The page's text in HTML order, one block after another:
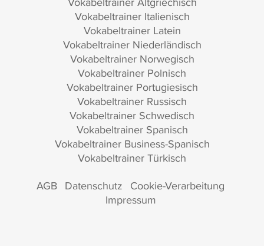
Vokabeltrainer Italienisch
Vokabeltrainer Latein
Vokabeltrainer Niederländisch
Vokabeltrainer Norwegisch
Vokabeltrainer Polnisch
Vokabeltrainer Portugiesisch
Vokabeltrainer Russisch
Vokabeltrainer Schwedisch
Vokabeltrainer Spanisch
Vokabeltrainer Business-Spanisch
Vokabeltrainer Türkisch
AGB Datenschutz Cookie-Verarbeitung
Impressum